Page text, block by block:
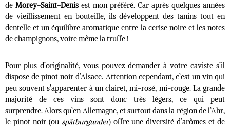
de Morey-Saint-Denis est mon préféré. Car après quelques années
de vieillissement en bouteille, ils développent des tanins tout en
dentelle et un équilibre aromatique entre la cerise noire et les notes
de champignons, voire même la truffe !
Pour plus d’originalité, vous pouvez demander à votre caviste s’il
dispose de pinot noir d’Alsace. Attention cependant, c’est un vin qui
peu souvent s’apparenter à un clairet, mi-rosé, mi-rouge. La grande
majorité de ces vins sont donc très légers, ce qui peut
surprendre.Alors qu’en Allemagne, et surtout dans la région de l’Ahr,
le pinot noir (ou spätburgunder) offre une diversité d’arômes et de